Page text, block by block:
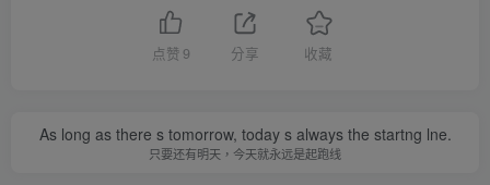
点赞 9 分享 收藏
As long as there s tomorrow, today s always the startng lne.
只要还有明天，今天就永远是起跑线